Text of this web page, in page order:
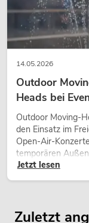
14.05.2026
Outdoor
Heads bei
Outdoor Moving-
den Einsatz im
Open-Air-
temporären
Jetzt lesen
Zuletzt